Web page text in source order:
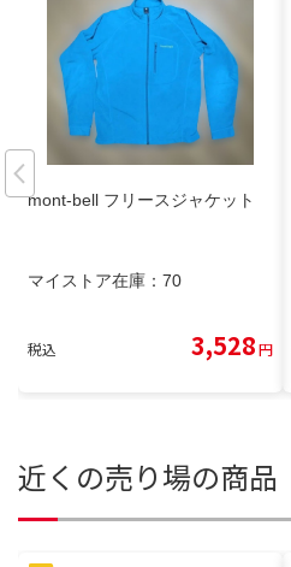
mont-bell フリースジャケット
マイストア在庫： 70
税込 3,528円
近くの売り場の商品